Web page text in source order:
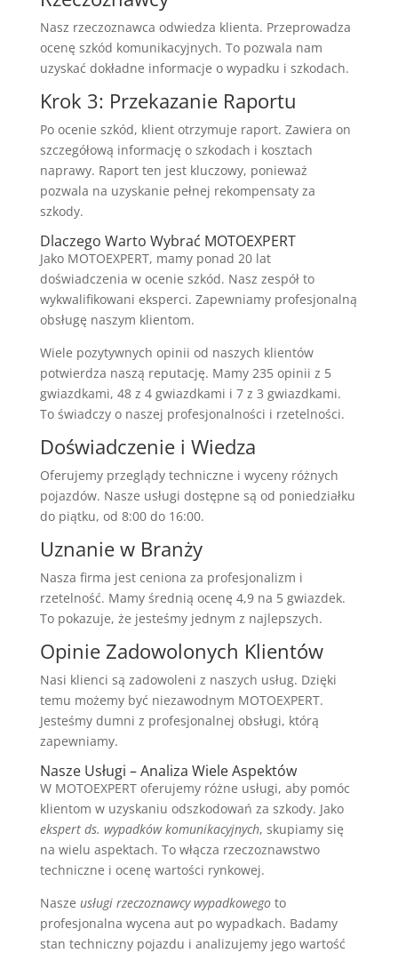
Nasz rzeczoznawca odwiedza klienta. Przeprowadza
ocenę szkód komunikacyjnych. To pozwala nam
uzyskać dokładne informacje o wypadku i szkodach.
Krok 3: Przekazanie Raportu
Po ocenie szkód, klient otrzymuje raport. Zawiera on
szczegółową informację o szkodach i kosztach
naprawy. Raport ten jest kluczowy, ponieważ
pozwala na uzyskanie pełnej rekompensaty za
szkody.
Dlaczego Warto Wybrać MOTOEXPERT
Jako MOTOEXPERT, mamy ponad 20 lat
doświadczenia w ocenie szkód. Nasz zespół to
wykwalifikowani eksperci. Zapewniamy profesjonalną
obsługę naszym klientom.
Wiele pozytywnych opinii od naszych klientów
potwierdza naszą reputację. Mamy 235 opinii z 5
gwiazdkami, 48 z 4 gwiazdkami i 7 z 3 gwiazdkami.
To świadczy o naszej profesjonalności i rzetelności.
Doświadczenie i Wiedza
Oferujemy przeglądy techniczne i wyceny różnych
pojazdów. Nasze usługi dostępne są od poniedziałku
do piątku, od 8:00 do 16:00.
Uznanie w Branży
Nasza firma jest ceniona za profesjonalizm i
rzetelność. Mamy średnią ocenę 4,9 na 5 gwiazdek.
To pokazuje, że jesteśmy jednym z najlepszych.
Opinie Zadowolonych Klientów
Nasi klienci są zadowoleni z naszych usług. Dzięki
temu możemy być niezawodnym MOTOEXPERT.
Jesteśmy dumni z profesjonalnej obsługi, którą
zapewniamy.
Nasze Usługi – Analiza Wiele Aspektów
W MOTOEXPERT oferujemy różne usługi, aby pomóc
klientom w uzyskaniu odszkodowań za szkody. Jako
ekspert ds. wypadków komunikacyjnych, skupiamy się
na wielu aspektach. To włącza rzeczoznawstwo
techniczne i ocenę wartości rynkowej.
Nasze usługi rzeczoznawcy wypadkowegoto
profesjonalna wycena aut po wypadkach. Badamy
stan techniczny pojazdu i analizujemy jego wartość